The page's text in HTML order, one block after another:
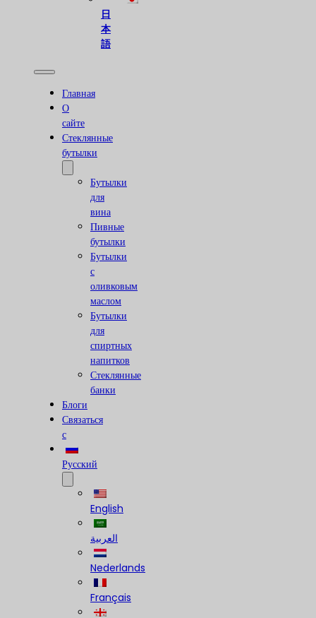
日
本
語
Главная
О
сайте
Стеклянные
бутылки
Бутылки
для
вина
Пивные
бутылки
Бутылки
с
оливковым
маслом
Бутылки
для
спиртных
напитков
Стеклянные
банки
Блоги
Связаться
с
Русский
English
العربية
Nederlands
Français